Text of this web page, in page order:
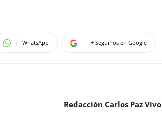
WhatsApp + Seguinos en Google
Redacción Carlos Paz Vivo